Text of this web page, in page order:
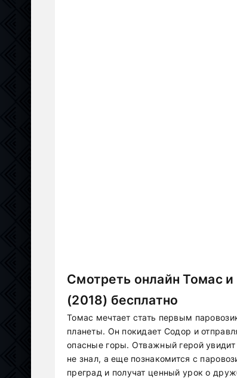
Смотреть онлайн Томас и
(2018) бесплатно
Томас мечтает стать первым
планеты. Он покидает Содор и
опасные горы. Отважный герой
не знал, а еще познакомится с
преград и получат ценный урок о